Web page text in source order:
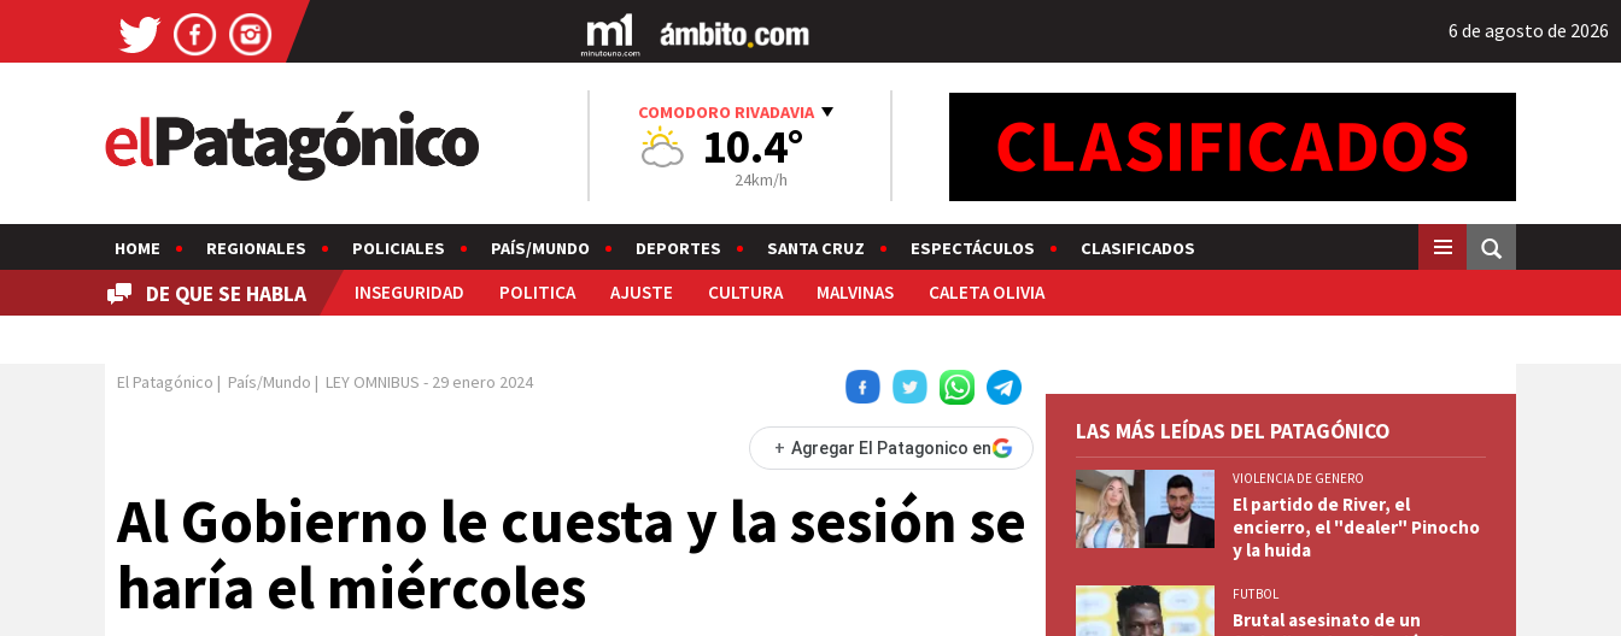
6 de agosto de 2026
COMODORO RIVADAVIA
10.4°
24km/h
HOME REGIONALES POLICIALES PAÍS/MUNDO DEPORTES SANTA CRUZ ESPECTÁCULOS CLASIFICADOS
DE QUE SE HABLA INSEGURIDAD POLITICA AJUSTE CULTURA MALVINAS CALETA OLIVIA
El Patagónico | País/Mundo | LEY OMNIBUS - 29 enero 2024
+ Agregar El Patagonico en
Al Gobierno le cuesta y la sesión se
haría el miércoles
LAS MÁS LEÍDAS DEL PATAGÓNICO
VIOLENCIA DE GENERO
El partido de River, el
encierro, el "dealer" Pinocho
y la huida
FUTBOL
Brutal asesinato de un